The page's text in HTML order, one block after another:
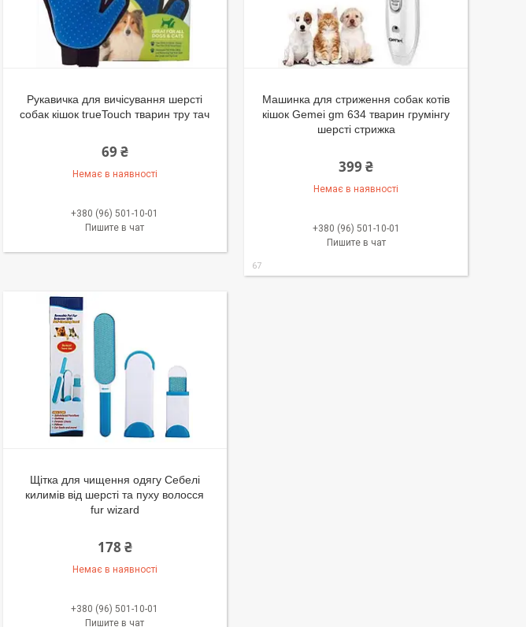
Рукавичка для вичісування шерсті
собак кішок trueTouch тварин тру тач
69 ₴
Немає в наявності
+380 (96) 501-10-01
Пишите в чат
Машинка для стриження собак котів
кішок Gemei gm 634 тварин грумінгу
шерсті стрижка
399 ₴
Немає в наявності
+380 (96) 501-10-01
Пишите в чат
67
Щітка для чищення одягу Себелі
килимів від шерсті та пуху волосся
fur wizard
178 ₴
Немає в наявності
+380 (96) 501-10-01
Пишите в чат